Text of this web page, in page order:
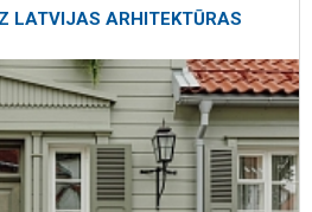
LATVIJAS ARHITEKTŪRAS